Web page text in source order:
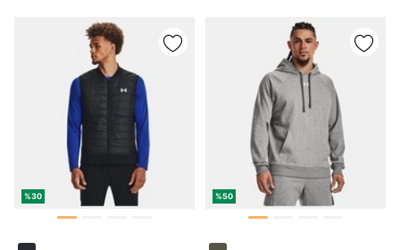
%30 %50